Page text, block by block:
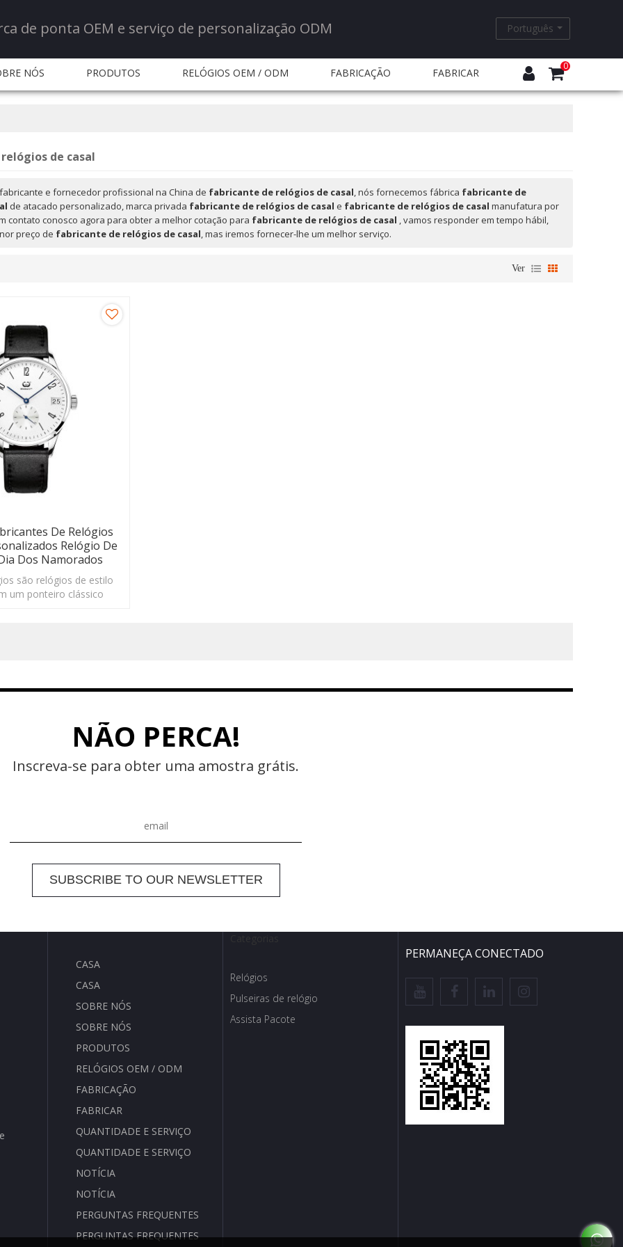
de ponta OEM e serviço de personalização ODM Português
NÓS PRODUTOS RELÓGIOS OEM / ODM FABRICAÇÃO FABRICAR
0
de casal
e fornecedor profissional na China de fabricante de relógios de casal, nós fornecemos fábrica fabricante de
de atacado personalizado, marca privada fabricante de relógios de casal e fabricante de relógios de casal manufatura por
contato conosco agora para obter a melhor cotação para fabricante de relógios de casal , vamos responder em tempo hábil,
preço de fabricante de relógios de casal, mas iremos fornecer-lhe um melhor serviço.
Ver
De Relógios
Relógio De
Dos Namorados
são relógios de estilo
um ponteiro clássico
NÃO PERCA!
Inscreva-se para obter uma amostra grátis.
CASA
CASA
SOBRE NÓS
SOBRE NÓS
PRODUTOS
RELÓGIOS OEM / ODM
FABRICAÇÃO
FABRICAR
QUANTIDADE E SERVIÇO
QUANTIDADE E SERVIÇO
NOTÍCIA
NOTÍCIA
PERGUNTAS FREQUENTES
PERGUNTAS FREQUENTES
Relógios
Pulseiras de relógio
Assista Pacote
PERMANEÇA CONECTADO